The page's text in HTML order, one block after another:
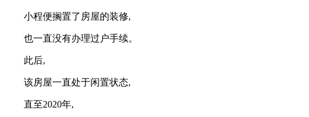
小程便搁置了房屋的装修,
也一直没有办理过户手续。
此后,
该房屋一直处于闲置状态,
直至2020年,